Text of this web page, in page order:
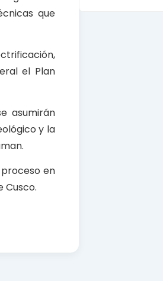
que
el Plan
asumirán
y la
en
Cusco.